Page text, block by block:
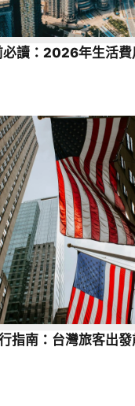
必讀：2026年生活費
指南：台灣旅客出發